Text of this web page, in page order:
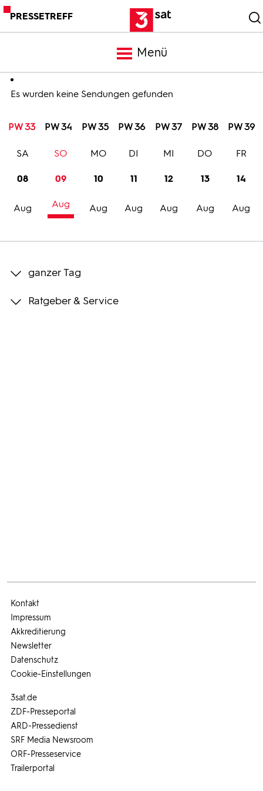
PRESSETREFF
Menü
Meldungen
Programm
Trailer
Bilder
Es wurden keine Sendungen gefunden
PW 33 PW 34 PW 35 PW 36 PW 37 PW 38 PW 39
08
Aug
SA
09
Aug
SO
10
Aug
MO
11
Aug
DI
12
Aug
MI
13
Aug
DO
14
Aug
FR
ganzer Tag
Ratgeber & Service
3sat.de
ZDF-Presseportal
ARD-Pressedienst
SRF Media Newsroom
ORF-Presseservice
Trailerportal
Kontakt
Impressum
Akkreditierung
Newsletter
Datenschutz
Cookie-Einstellungen